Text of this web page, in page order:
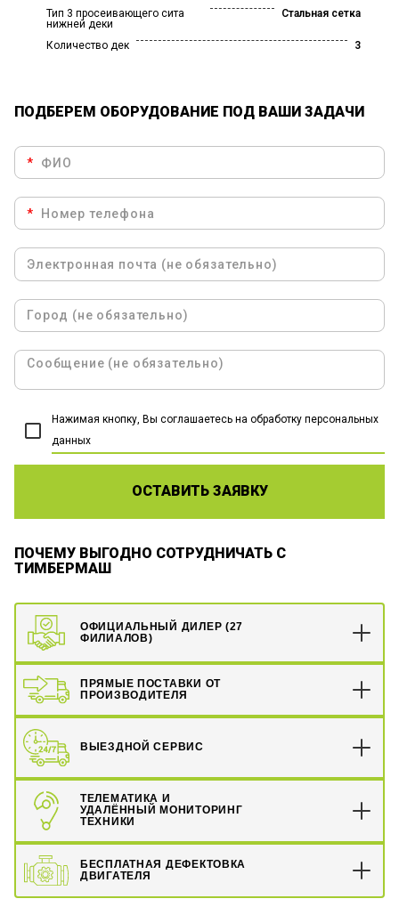
Тип 3 просеивающего сита
нижней деки
Стальная сетка
Количество дек 3
ПОДБЕРЕМ ОБОРУДОВАНИЕ ПОД ВАШИ ЗАДАЧИ
*
*
Нажимая кнопку, Вы соглашаетесь на обработку персональных
данных
ОСТАВИТЬ ЗАЯВКУ
ПОЧЕМУ ВЫГОДНО СОТРУДНИЧАТЬ С
ТИМБЕРМАШ
ОФИЦИАЛЬНЫЙ ДИЛЕР (27
ФИЛИАЛОВ)
ПРЯМЫЕ ПОСТАВКИ ОТ
ПРОИЗВОДИТЕЛЯ
ВЫЕЗДНОЙ СЕРВИС
ТЕЛЕМАТИКА И
УДАЛЁННЫЙ МОНИТОРИНГ
ТЕХНИКИ
БЕСПЛАТНАЯ ДЕФЕКТОВКА
ДВИГАТЕЛЯ